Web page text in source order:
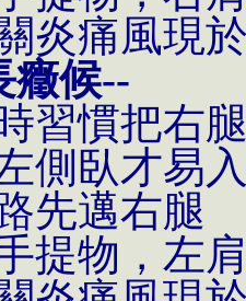
炎痛風現
癥候--
習慣把右
側臥才易
先邁右腿
提物，左